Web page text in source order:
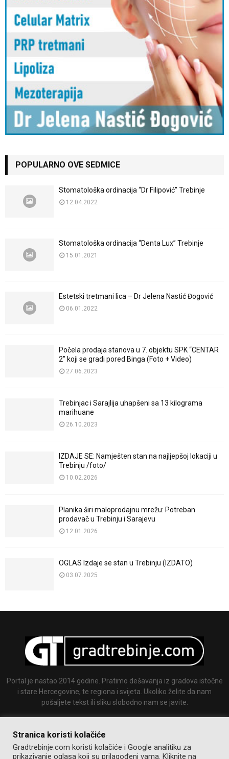
POPULARNO OVE SEDMICE
Stomatološka ordinacija “Dr Filipović” Trebinje
12.04.2022
Stomatološka ordinacija “Denta Lux” Trebinje
15.01.2021
Estetski tretmani lica – Dr Jelena Nastić Đogović
06.01.2022
Počela prodaja stanova u 7. objektu SPK “CENTAR
2” koji se gradi pored Binga (Foto + Video)
27.06.2023
Trebinjac i Sarajlija uhapšeni sa 13 kilograma
marihuane
26.10.2023
IZDAJE SE: Namješten stan na najljepšoj lokaciji u
Trebinju /foto/
10.02.2026
Planika širi maloprodajnu mrežu: Potreban
prodavač u Trebinju i Sarajevu
12.01.2026
OGLAS Izdaje se stan u Trebinju (IZDATO)
03.07.2025
Portal je nastao 2014 godine. Pratimo dešavanja iz gradova istočne
i stare Hercegovine, te regiona i svijeta. Ukoliko želite da nam
pošaljete tekst ili sliku slobodno nam se javite.
Stranica koristi kolačiće
Gradtrebinje.com koristi kolačiće i Google analitiku za
prikazivanje oglasa koji su prilagođeni vama. Kliknite na